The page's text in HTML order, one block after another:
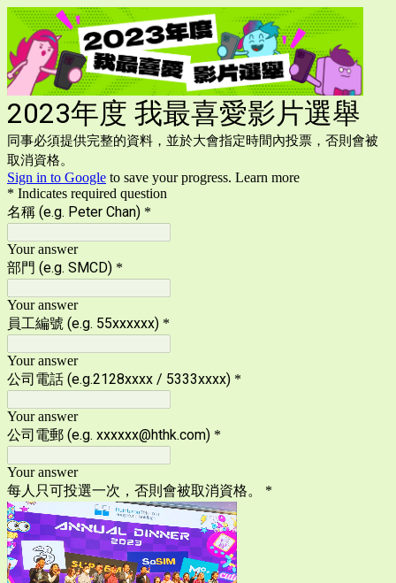
2023年度 我最喜愛影片選舉
同事必須提供完整的資料，並於大會指定時間內投票，否則會被
取消資格。
Sign in to Google to save your progress. Learn more
* Indicates required question
名稱 (e.g. Peter Chan) *
Your answer
部門 (e.g. SMCD) *
Your answer
員工編號 (e.g. 55xxxxxx) *
Your answer
公司電話 (e.g.2128xxxx / 5333xxxx) *
Your answer
公司電郵 (e.g. xxxxxx@hthk.com) *
Your answer
每人只可投選一次，否則會被取消資格。 *